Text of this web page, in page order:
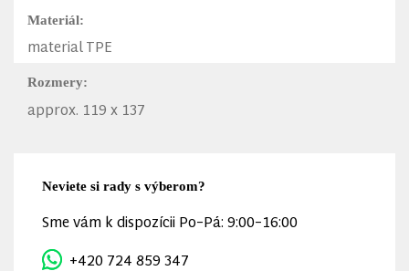
Materiál:
material TPE
Rozmery:
approx. 119 x 137
Neviete si rady s výberom?
Sme vám k dispozícii Po–Pá: 9:00–16:00
+420 724 859 347